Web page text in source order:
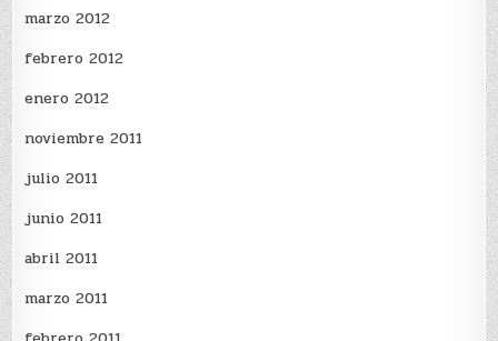
marzo 2012
febrero 2012
enero 2012
noviembre 2011
julio 2011
junio 2011
abril 2011
marzo 2011